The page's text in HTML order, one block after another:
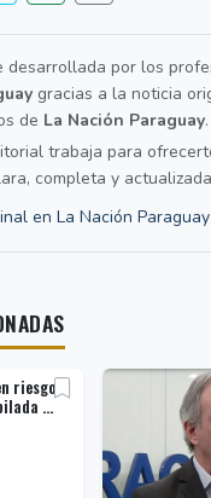
desarrollada por los
gracias a la noticia
de La Nación Paraguay.
trabaja para
completa y
en La Nación Paraguay
riesgo
...